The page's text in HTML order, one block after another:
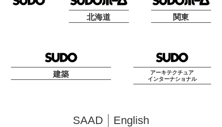
北海道 関東
建築
アーキテクチュア
インターナショナル
SAAD English